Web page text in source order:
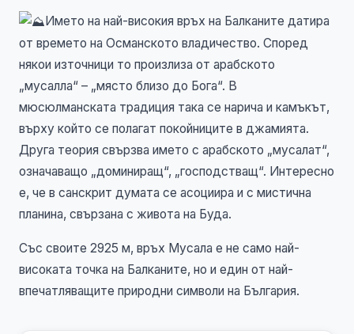
Името на най-високия връх на Балканите датира
от времето на Османското владичество. Според
някои източници то произлиза от арабското
„мусалла“ – „място близо до Бога“. В
мюсюлманската традиция така се нарича и камъкът,
върху който се полагат покойниците в джамията.
Друга теория свързва името с арабското „мусалат“,
означаващо „доминиращ“, „господстващ“. Интересно
е, че в санскрит думата се асоциира и с мистична
планина, свързана с живота на Буда.
Със своите 2925 м, връх Мусала е не само най-
високата точка на Балканите, но и един от най-
впечатляващите природни символи на България.